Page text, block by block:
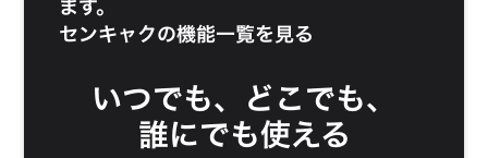
ます。
センキャクの機能一覧を見る
いつでも、どこでも、
誰にでも使える